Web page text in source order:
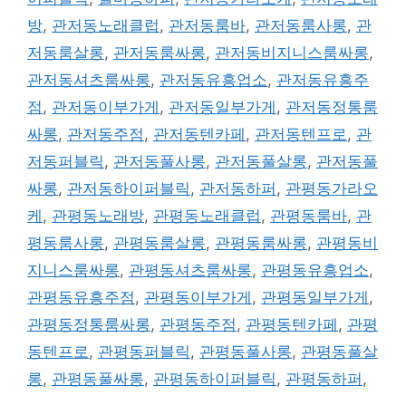
방, 관저동노래클럽 , 관저동룸바, 관저동룸사롱, 관
저동룸살롱, 관저동룸싸롱, 관저동비지니스룸싸롱,
관저동셔츠룸싸롱, 관저동유흥업소, 관저동유흥주
점 , 관저동이부가게 , 관저동일부가게 , 관저동정통룸
싸롱, 관저동주점 , 관저동텐카페 , 관저동텐프로 , 관
저동퍼블릭 , 관저동풀사롱, 관저동풀살롱, 관저동풀
싸롱, 관저동하이퍼블릭 , 관저동하퍼 , 관평동가라오
케 , 관평동노래방, 관평동노래클럽 , 관평동룸바, 관
평동룸사롱, 관평동룸살롱, 관평동룸싸롱, 관평동비
지니스룸싸롱, 관평동셔츠룸싸롱, 관평동유흥업소,
관평동유흥주점 , 관평동이부가게 , 관평동일부가게 ,
관평동정통룸싸롱, 관평동주점 , 관평동텐카페 , 관평
동텐프로 , 관평동퍼블릭 , 관평동풀사롱, 관평동풀살
롱, 관평동풀싸롱, 관평동하이퍼블릭 , 관평동하퍼 ,